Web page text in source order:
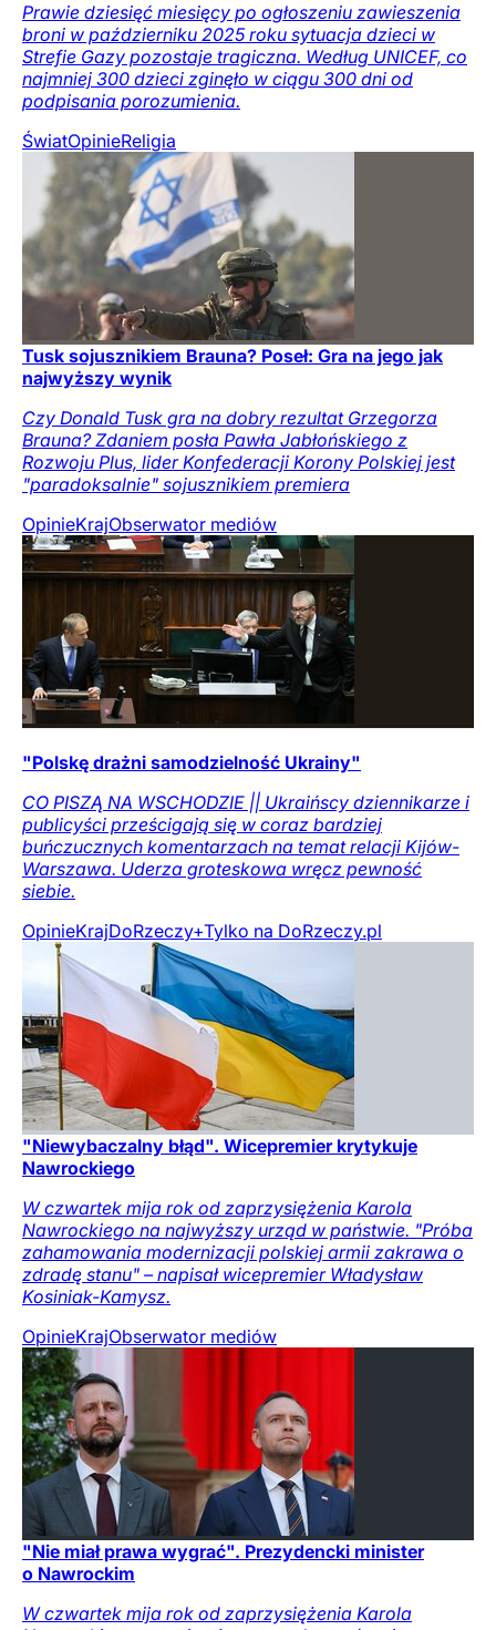
Prawie dziesięć miesięcy po ogłoszeniu zawieszenia
broni w październiku 2025 roku sytuacja dzieci w
Strefie Gazy pozostaje tragiczna. Według UNICEF, co
najmniej 300 dzieci zginęło w ciągu 300 dni od
podpisania porozumienia.
ŚwiatOpinieReligia
Tusk sojusznikiem Brauna? Poseł: Gra na jego jak
najwyższy wynik
Czy Donald Tusk gra na dobry rezultat Grzegorza
Brauna? Zdaniem posła Pawła Jabłońskiego z
Rozwoju Plus, lider Konfederacji Korony Polskiej jest
"paradoksalnie" sojusznikiem premiera
OpinieKrajObserwator mediów
"Polskę drażni samodzielność Ukrainy"
CO PISZĄ NA WSCHODZIE || Ukraińscy dziennikarze i
publicyści prześcigają się w coraz bardziej
buńczucznych komentarzach na temat relacji Kijów-
Warszawa. Uderza groteskowa wręcz pewność
siebie.
OpinieKrajDoRzeczy+Tylko na DoRzeczy.pl
"Niewybaczalny błąd". Wicepremier krytykuje
Nawrockiego
W czwartek mija rok od zaprzysiężenia Karola
Nawrockiego na najwyższy urząd w państwie. "Próba
zahamowania modernizacji polskiej armii zakrawa o
zdradę stanu" – napisał wicepremier Władysław
Kosiniak-Kamysz.
OpinieKrajObserwator mediów
"Nie miał prawa wygrać". Prezydencki minister
o Nawrockim
W czwartek mija rok od zaprzysiężenia Karola